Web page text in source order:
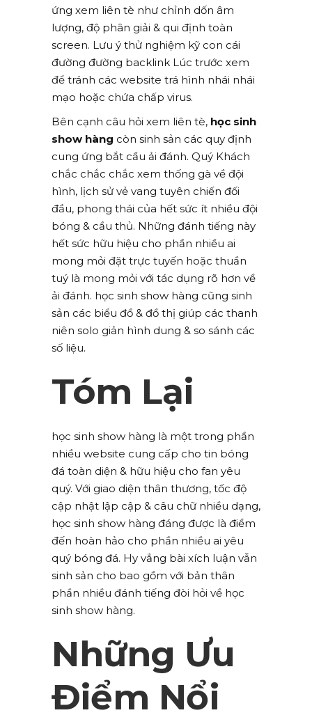
ứng xem liên tè như chỉnh dốn âm
lượng, độ phân giải & qui định toàn
screen. Lưu ý thử nghiệm kỹ con cái
đường đường backlink Lúc trước xem
để tránh các website trá hình nhái nhái
mạo hoặc chứa chấp virus.
Bên cạnh câu hỏi xem liên tè, học sinh
show hàng còn sinh sản các quy định
cung ứng bắt cầu ải đánh. Quý Khách
chắc chắc chắc xem thống gà về đội
hình, lịch sử vẻ vang tuyên chiến đối
đầu, phong thái của hết sức ít nhiều đội
bóng & cầu thủ. Những đánh tiếng này
hết sức hữu hiệu cho phần nhiều ai
mong mỏi đặt trực tuyến hoặc thuần
tuý là mong mỏi với tác dụng rõ hơn về
ải đánh. học sinh show hàng cũng sinh
sản các biểu đồ & đồ thị giúp các thanh
niên solo giản hình dung & so sánh các
số liệu.
Tóm Lại
học sinh show hàng là một trong phần
nhiều website cung cấp cho tin bóng
đá toàn diện & hữu hiệu cho fan yêu
quý. Với giao diện thân thương, tốc độ
cập nhật lập cập & câu chữ nhiều dạng,
học sinh show hàng đáng được là điểm
đến hoàn hảo cho phần nhiều ai yêu
quý bóng đá. Hy vẳng bài xích luận vẫn
sinh sản cho bao gồm với bản thân
phần nhiều đánh tiếng đòi hỏi về học
sinh show hàng.
Những Ưu
Điểm Nổi